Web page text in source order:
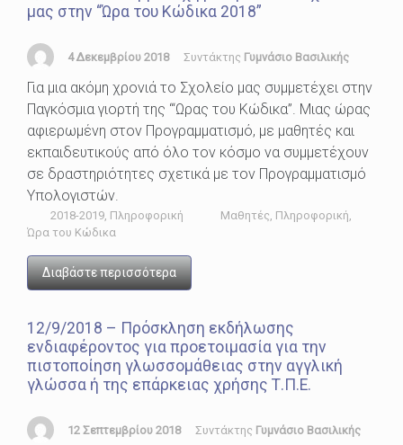
μας στην “Ώρα του Κώδικα 2018”
4 Δεκεμβρίου 2018 Συντάκτης Γυμνάσιο Βασιλικής
Για μια ακόμη χρονιά το Σχολείο μας συμμετέχει στην
Παγκόσμια γιορτή της “‘Ωρας του Κώδικα”. Μιας ώρας
αφιερωμένη στον Προγραμματισμό, με μαθητές και
εκπαιδευτικούς από όλο τον κόσμο να συμμετέχουν
σε δραστηριότητες σχετικά με τον Προγραμματισμό
Υπολογιστών.
2018-2019, Πληροφορική Μαθητές, Πληροφορική,
Ώρα του Κώδικα
Διαβάστε περισσότερα
12/9/2018 – Πρόσκληση εκδήλωσης
ενδιαφέροντος για προετοιμασία για την
πιστοποίηση γλωσσομάθειας στην αγγλική
γλώσσα ή της επάρκειας χρήσης Τ.Π.Ε.
12 Σεπτεμβρίου 2018 Συντάκτης Γυμνάσιο Βασιλικής